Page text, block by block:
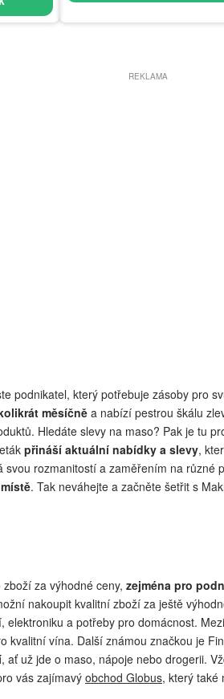
REKLAMA
podnikatel, který potřebuje zásoby pro
měsíčně a nabízí pestrou škálu
Hledáte slevy na maso? Pak je tu
přináší aktuální nabídky a slevy,
rozmanitostí a zaměřením na
. Tak neváhejte a začněte šetřit s
za výhodné ceny, zejména pro
nakoupit kvalitní zboží za ještě
elektroniku a potřeby pro domácnost.
kvalitní vína. Další známou značkou je
, ať už jde o maso, nápoje nebo drogerii.
vás zajímavý obchod Globus, který také